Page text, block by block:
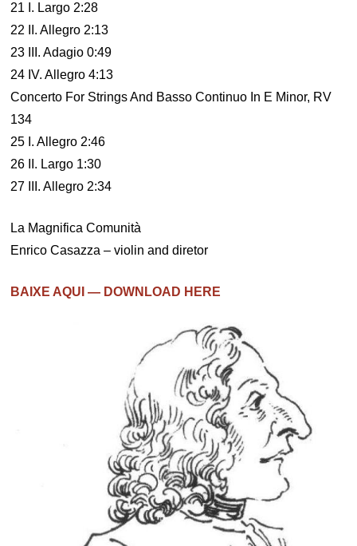
21 I. Largo 2:28
22 II. Allegro 2:13
23 III. Adagio 0:49
24 IV. Allegro 4:13
Concerto For Strings And Basso Continuo In E Minor, RV
134
25 I. Allegro 2:46
26 II. Largo 1:30
27 III. Allegro 2:34
La Magnifica Comunità
Enrico Casazza – violin and diretor
BAIXE AQUI — DOWNLOAD HERE